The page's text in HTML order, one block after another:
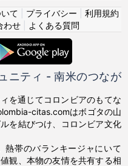
て プライバシー
利用規約
わせ| よくある質問
ニティ - 南米のつなが
を通じてコロンビアのもてな
citas.comはボゴタの山
を結びつけ、コロンビア文化
熱帯のバランキージャにいて
観、本物の友情を共有する相